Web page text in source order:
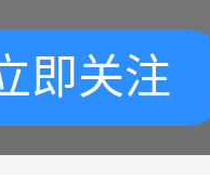
即关注